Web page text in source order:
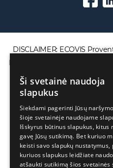
DISCLAIMER: ECOVIS
Firm and NOT a financial
or provide access to
financial products including
financial spread
cryptocurrency exchanges,
Service Provider (CASP),
assets software or
Ši svetainė naudoja
slapukus
Siekdami pagerinti Jūsų
šioje svetainėje naudojame
Išskyrus būtinus slapukus, kitus
gavę Jūsų sutikimą. Bet kuriuo
keisti savo slapukų nustatymus,
kuriuos slapukus leidžiate
atšaukti sutikimą šios svetainės